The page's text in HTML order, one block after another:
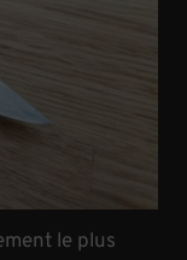
le plus